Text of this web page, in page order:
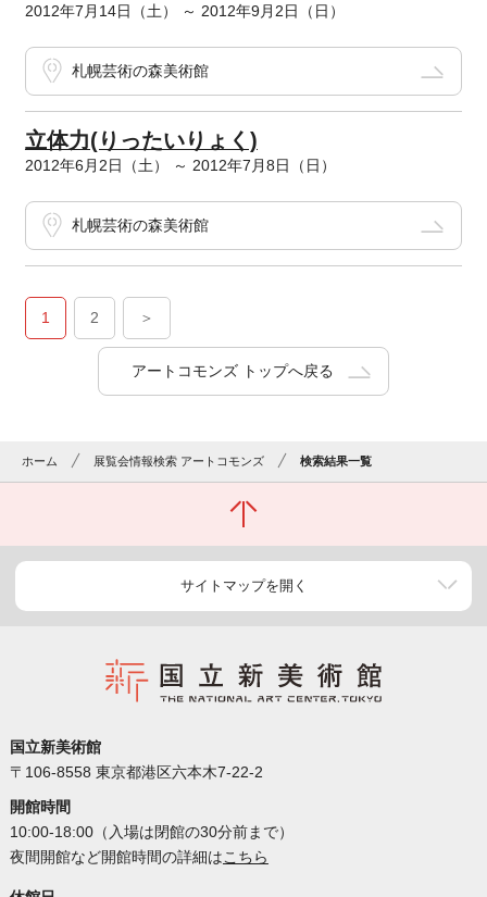
2012年7月14日（土） ～ 2012年9月2日（日）
札幌芸術の森美術館
立体力(りったいりょく)
2012年6月2日（土） ～ 2012年7月8日（日）
札幌芸術の森美術館
1 2 ＞
アートコモンズ トップへ戻る
ホーム 展覧会情報検索 アートコモンズ 検索結果一覧
サイトマップを開く
国立新美術館
〒106-8558 東京都港区六本木7-22-2
開館時間
10:00-18:00（入場は閉館の30分前まで）
夜間開館など開館時間の詳細はこちら